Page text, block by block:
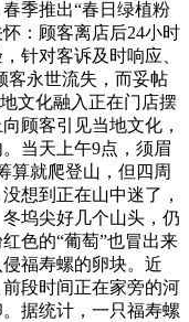
季推出“春日绿植粉
：顾客离店后24小时
针对客诉及时响应、
客永世流失，而妥帖
文化融入正在门店摆
顾客引见当地文化，
当天上午9点，须眉
算就爬登山，但四周
想到正在山中迷了，
坞尖好几个山头，仍
色的“葡萄”也冒出来
福寿螺的卵块。近
段时间正在家旁的河
据统计，一只福寿螺